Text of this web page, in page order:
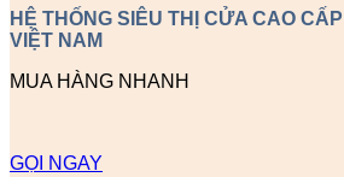
HỆ THỐNG SIÊU THỊ CỬA CAO
VIỆT NAM
MUA HÀNG NHANH
GỌI NGAY